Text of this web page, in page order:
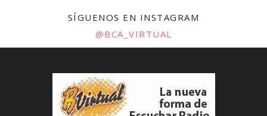
SÍGUENOS EN INSTAGRAM
@BCA_VIRTUAL